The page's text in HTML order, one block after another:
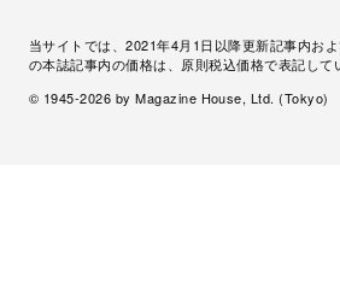
当サイトでは、2021年4月1日以降更新記事内お
の本誌記事内の価格は、原則税込価格で表記して
© 1945-2026 by Magazine House, Ltd. (Tokyo)